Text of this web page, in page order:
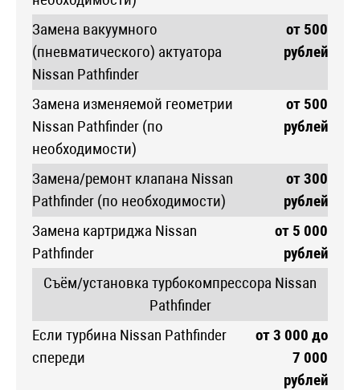
Замена вакуумного
(пневматического) актуатора
Nissan Pathfinder
от 500
рублей
Замена изменяемой геометрии
Nissan Pathfinder (по
необходимости)
от 500
рублей
Замена/ремонт клапана Nissan
Pathfinder (по необходимости)
от 300
рублей
Замена картриджа Nissan
Pathfinder
от 5 000
рублей
Съём/установка турбокомпрессора Nissan
Pathfinder
Если турбина Nissan Pathfinder
спереди
от 3 000 до
7 000
рублей